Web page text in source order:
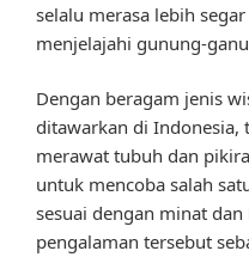
selalu merasa lebih
menjelajahi gunung-
Dengan beragam jenis
ditawarkan di Indonesia,
merawat tubuh dan
untuk mencoba salah
sesuai dengan minat
pengalaman tersebut